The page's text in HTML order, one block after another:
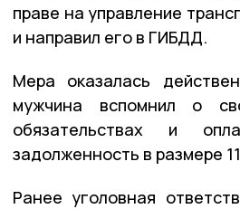
праве на управление
и направил его в ГИБДД.
Мера оказалась
мужчина вспомнил о
обязательствах и
задолженность в размере
Ранее уголовная